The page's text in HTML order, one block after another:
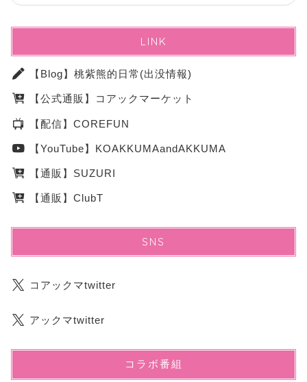
LINK
【Blog】桃紫熊的日常(出没情報)
【公式通販】コアックマーケット
【配信】COREFUN
【YouTube】KOAKKUMAandAKKUMA
【通販】SUZURI
【通販】ClubT
SNS
コアックマtwitter
アックマtwitter
コラボ番組
【通販】コアックマーケ